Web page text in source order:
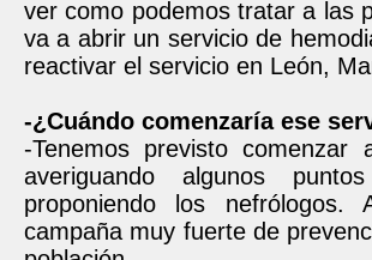
ver como podemos tratar a las
va a abrir un servicio de
reactivar el servicio en León,
-¿Cuándo comenzaría ese
-Tenemos previsto
averiguando algunos
proponiendo los nefrólogos.
campaña muy fuerte de